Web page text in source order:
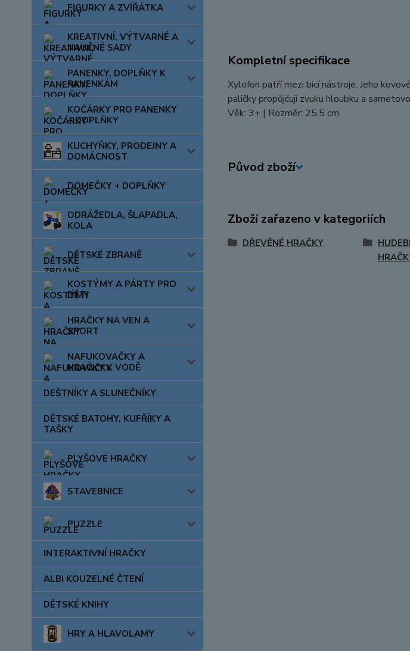
FIGURKY A ZVÍŘÁTKA
KREATIVNÍ, VÝTVARNÉ A
NAUČNÉ SADY
PANENKY, DOPLŇKY K
PANENKÁM
KOČÁRKY PRO PANENKY
+ DOPLŇKY
KUCHYŇKY, PRODEJNY A
DOMÁCNOST
DOMEČKY + DOPLŇKY
ODRÁŽEDLA, ŠLAPADLA,
KOLA
DĚTSKÉ ZBRANĚ
KOSTÝMY A PÁRTY PRO
DĚTI
HRAČKY NA VEN A
SPORT
NAFUKOVAČKY A
HRAČKY K VODĚ
DEŠTNÍKY A SLUNEČNÍKY
DĚTSKÉ BATOHY, KUFŘÍKY A
TAŠKY
PLYŠOVÉ HRAČKY
STAVEBNICE
PUZZLE
INTERAKTIVNÍ HRAČKY
ALBI KOUZELNÉ ČTENÍ
DĚTSKÉ KNIHY
HRY A HLAVOLAMY
Kompletní specifikace
Xylofon patří mezi bicí nástroje. Jeho
paličky propůjčují zvuku hloubku a
Věk: 3+ | Rozměr: 25,5 cm
Původ zboží
Zboží zařazeno v kategoriích
DŘEVĚNÉ HRAČKY